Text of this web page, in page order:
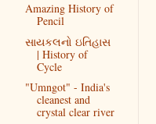
Amazing History of
Pencil
સાયકલનો ઇતિહાસ
| History of
Cycle
"Umngot" - India's
cleanest and
crystal clear river